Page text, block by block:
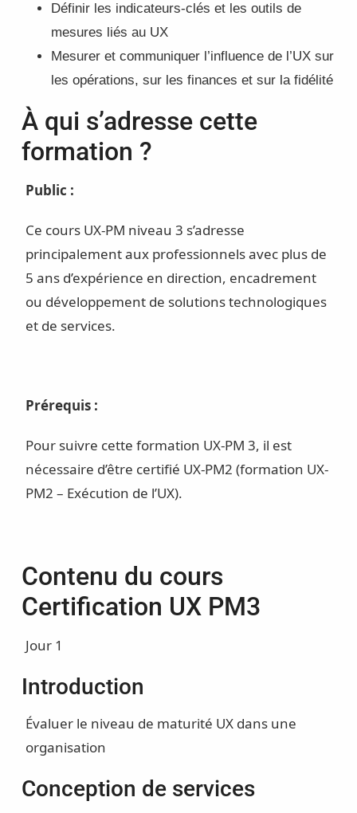
Définir les indicateurs-clés et les outils de
mesures liés au UX
Mesurer et communiquer l’influence de l’UX sur
les opérations, sur les finances et sur la fidélité
À qui s’adresse cette
formation ?
Public :
Ce cours UX-PM niveau 3 s’adresse
principalement aux professionnels avec plus de
5 ans d’expérience en direction, encadrement
ou développement de solutions technologiques
et de services.
Prérequis :
Pour suivre cette formation UX-PM 3, il est
nécessaire d’être certifié UX-PM2 (formation UX-
PM2 – Exécution de l’UX).
Contenu du cours
Certification UX PM3
Jour 1
Introduction
Évaluer le niveau de maturité UX dans une
organisation
Conception de services